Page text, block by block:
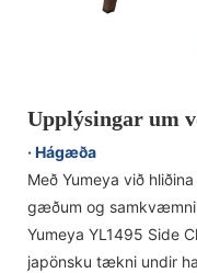
Upplýsingar um
· Hágæða
Með Yumeya við
gæðum og samkvæmni
Yumeya YL1495 Side
japönsku tækni undir